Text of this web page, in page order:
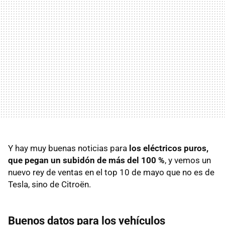
Y hay muy buenas noticias para los eléctricos puros,
que pegan un subidón de más del 100 %, y vemos un
nuevo rey de ventas en el top 10 de mayo que no es de
Tesla, sino de Citroën.
Buenos datos para los vehículos